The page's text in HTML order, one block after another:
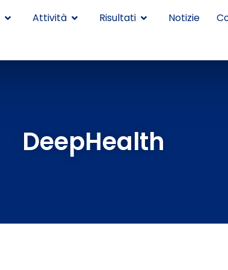
Attività Risultati Notizie
DeepHealth